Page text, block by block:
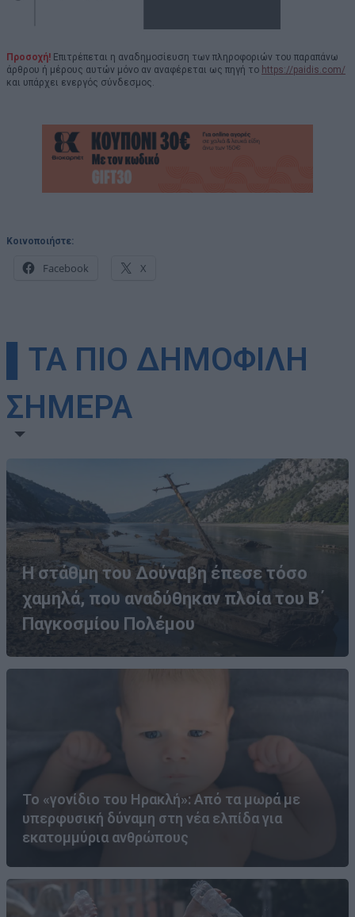
Προσοχή! Επιτρέπεται η αναδημοσίευση των πληροφοριών του παραπάνω
άρθρου ή μέρους αυτών μόνο αν αναφέρεται ως πηγή το https://paidis.com/
και υπάρχει ενεργός σύνδεσμος.
Κοινοποιήστε:
Facebook X
▌ΤΑ ΠΙΟ ΔΗΜΟΦΙΛΗ
ΣΗΜΕΡΑ
Η στάθμη του Δούναβη έπεσε τόσο
χαμηλά, που αναδύθηκαν πλοία του Β΄
Παγκοσμίου Πολέμου
Το «γονίδιο του Ηρακλή»: Από τα μωρά με
υπερφυσική δύναμη στη νέα ελπίδα για
εκατομμύρια ανθρώπους